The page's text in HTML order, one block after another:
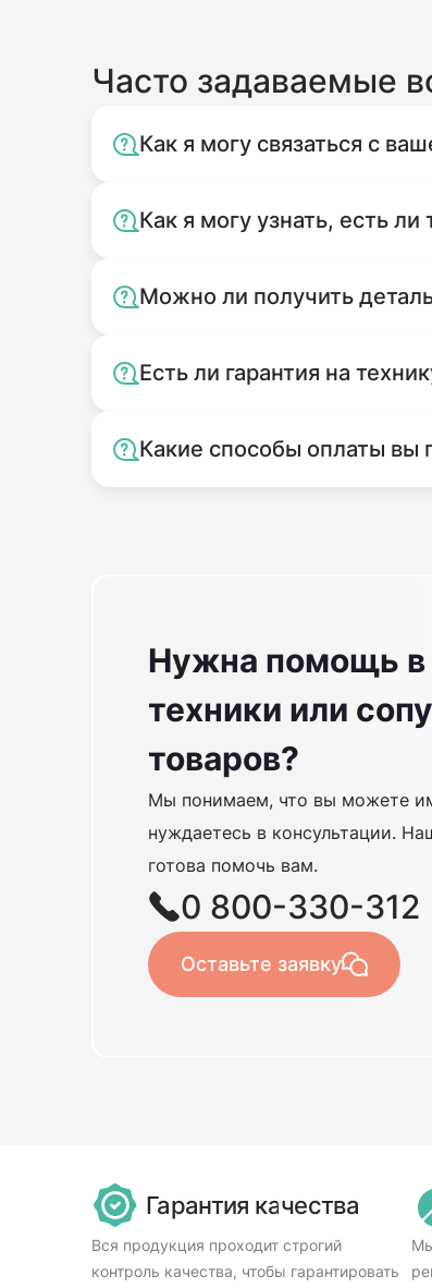
Часто задаваемые
Как я могу связаться с
Как я могу узнать, есть ли
Можно ли получить
Есть ли гарантия на
Какие способы оплаты вы
Нужна помощь в
техники или
товаров?
Мы понимаем, что вы можете
нуждаетесь в консультации.
готова помочь вам.
0 800-330-312
Оставьте заявку
Гарантия качества
Вся продукция проходит строгий
контроль качества, чтобы гарантировать